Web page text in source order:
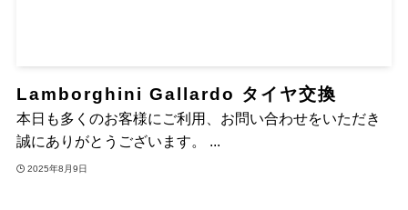
Lamborghini Gallardo タイヤ交換
本日も多くのお客様にご利用、お問い合わせをいただき
誠にありがとうございます。 ...
2025年8月9日